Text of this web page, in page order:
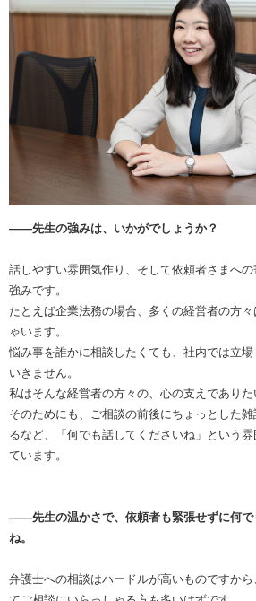
――先生の強みは、いかがでしょうか？
話しやすい雰囲気作り、そして依頼者さまへ
強みです。
たとえば企業法務の場合、多くの経営者の方
ゃいます。
悩み事を誰かに相談したくても、社内では立
いきません。
私はそんな経営者の方々の、心の支えでありた
そのためにも、ご相談の前後にちょっとした
るなど、「何でも話してくださいね」という
ています。
――先生の温かさで、依頼者も緊張せずに何で
ね。
弁護士への相談はハードルが高いものですか